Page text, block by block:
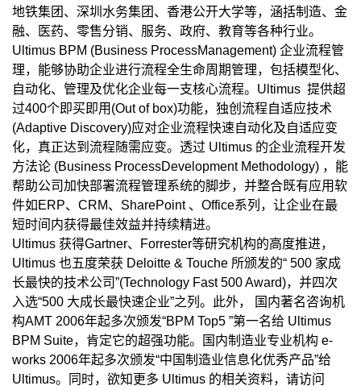
地铁集团、深圳水务集团、香港公开大学等，涵括制造、金
融、医药、零售分销、服务、政府、教育等各种行业。
Ultimus BPM (Business ProcessManagement) 企业流程管
理，能够协助企业进行流程全生命周期管理，包括模型化、
自动化、管理及优化企业每一支核心流程。Ultimus 提供超
过400个即买即用(Out of box)功能，独创流程自适应技术
(Adaptive Discovery)应对企业流程快速自动化及自适应变
化，真正达到流程随需应变。透过 Ultimus 的企业流程开发
方法论 (Business ProcessDevelopment Methodology) ，能
帮助公司加快部署流程管理系统的脚步，并整合既有应用软
件如ERP、CRM、SharePoint 、Office系列，让企业在最
短时间内获得最佳效益并持续精进。
Ultimus 获得Gartner、Forrester等研究机构的高度推进，
Ultimus 也五度荣获 Deloitte & Touche 所颁发的“ 500 家成
长最快的技术公司”(Technology Fast 500 Award)，并四次
入选“500 大成长最快速企业”之列。此外， 国内著名咨询机
构AMT 2006年起多次颁发“BPM Top5 ”第一名给 Ultimus
BPM Suite，肯定它的超强功能。国内制造业专业机构 e-
works 2006年起多次颁发“中国制造业信息化优秀产品”给
Ultimus。同时，欲知更多 Ultimus 的相关资料，请访问